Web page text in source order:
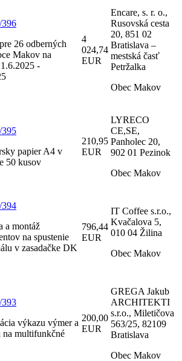
26 odberných
Makov na
-
4
024,74
EUR
Encare, s. r. o.,
Rusovská cesta
20, 851 02
Bratislava –
mestská časť
Petržalka
Obec Makov
papier A4 v
50 kusov
210,95
EUR
LYRECO
CE,SE,
Panholec 20,
902 01 Pezinok
Obec Makov
a montáž
na spustenie
v zasadačke DK
796,44
EUR
IT Coffee s.r.o.,
Kvačalova 5,
010 04 Žilina
Obec Makov
výkazu výmer a
na multifunkčné
200,00
EUR
GREGA Jakub
ARCHITEKTI
s.r.o., Miletičova
563/25, 82109
Bratislava
Obec Makov